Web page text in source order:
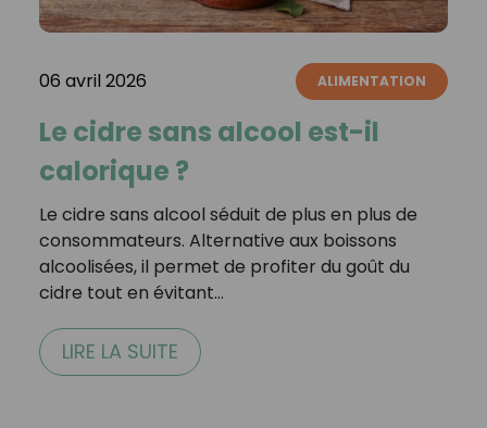
06 avril 2026 ALIMENTATION
Le cidre sans alcool est-il
calorique ?
Le cidre sans alcool séduit de plus en plus de
consommateurs. Alternative aux boissons
alcoolisées, il permet de profiter du goût du
cidre tout en évitant…
LIRE LA SUITE